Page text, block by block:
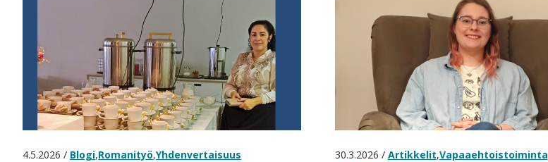
4.5.2026 / Blogi,Romanityö,Yhdenvertaisuus 30.3.2026 / Artikkelit,Vapaaehtoistoiminta